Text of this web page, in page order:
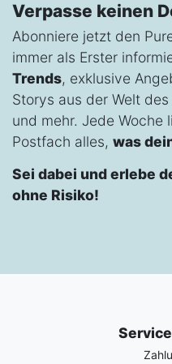
Verpasse keinen
Abonniere jetzt den
immer als Erster
Trends, exklusive
Storys aus der Welt
und mehr. Jede Woche
Postfach alles, was
Sei dabei und erlebe
ohne Risiko!